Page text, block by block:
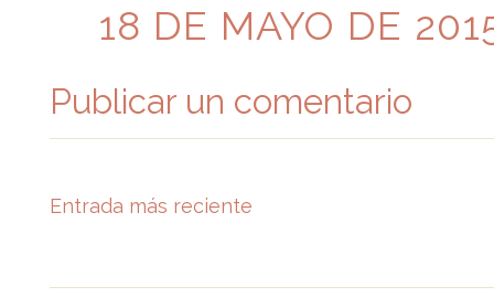
18 DE MAYO DE
Publicar un comentario
Entrada más reciente